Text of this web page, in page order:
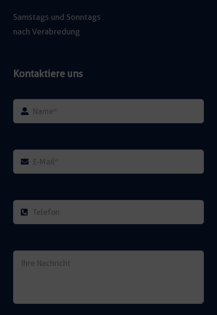
Samstags und Sonntags
nach Verabredung
Kontaktiere uns